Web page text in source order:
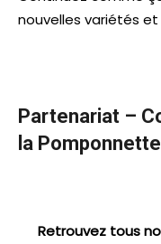
nouvelles variétés
Partenariat –
la Pomponnette
Retrouvez tous